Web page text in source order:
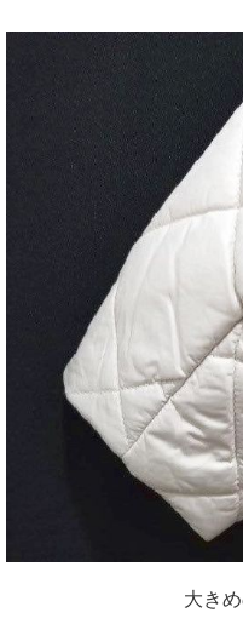
大き